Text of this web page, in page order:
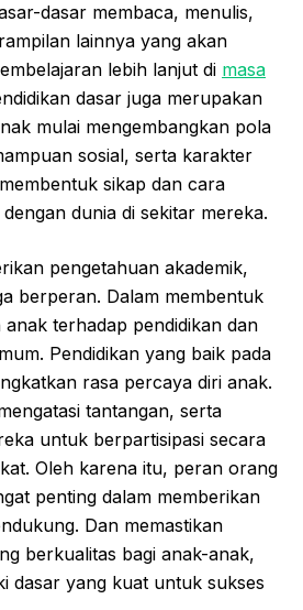
dasar membaca, menulis,
lainnya yang akan
lebih lanjut di masa
dasar juga merupakan
mulai mengembangkan pola
sosial, serta karakter
sikap dan cara
dunia di sekitar mereka.
pengetahuan akademik,
berperan. Dalam membentuk
anak terhadap pendidikan dan
Pendidikan yang baik pada
rasa percaya diri anak.
tantangan, serta
untuk berpartisipasi secara
Oleh karena itu, peran orang
penting dalam memberikan
Dan memastikan
berkualitas bagi anak-anak,
dasar yang kuat untuk sukses